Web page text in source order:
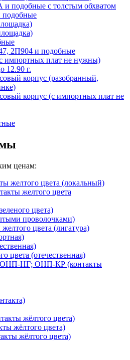
подобные с толстым обхватом
подобные
2П904 и подобные
импортных плат не нужны)
12.90 г.
корпус (разобранный,
корпус (с импортных плат не
ценам:
желтого цвета (локальный)
желтого цвета
цвета)
проволочками)
цвета (лигатура)
цвета (отечественная)
НГ; ОНП-КР (контакты
жёлтого цвета)
жёлтого цвета)
жёлтого цвета)